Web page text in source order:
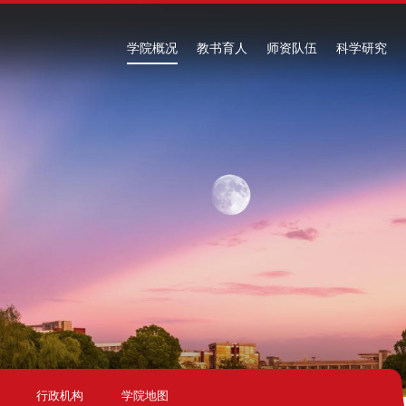
学院概况 教书育人 师资队伍 科学研究
行政机构 学院地图